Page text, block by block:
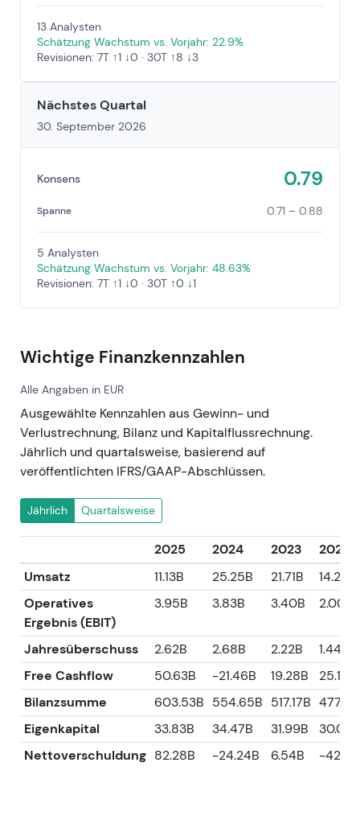
13 Analysten
Schätzung Wachstum vs. Vorjahr: 22.9%
Revisionen: 7T ↑1 ↓0 · 30T ↑8 ↓3
Nächstes Quartal
30. September 2026
Konsens 0.79
Spanne 0.71 – 0.88
5 Analysten
Schätzung Wachstum vs. Vorjahr: 48.63%
Revisionen: 7T ↑1 ↓0 · 30T ↑0 ↓1
Wichtige Finanzkennzahlen
Alle Angaben in EUR
Ausgewählte Kennzahlen aus Gewinn- und
Verlustrechnung, Bilanz und Kapitalflussrechnung.
Jährlich und quartalsweise, basierend auf
veröffentlichten IFRS/GAAP-Abschlüssen.
Jährlich Quartalsweise
2025 2024 2023
2022
Umsatz
11.13B 25.25B 21.71B
14.26B
Operatives
Ergebnis (EBIT)
3.95B 3.83B 3.40B 2.00B
Jahresüberschuss 2.62B 2.68B 2.22B
1.44B
Free Cashflow
50.63B -21.46B 19.28B
25.18B
Bilanzsumme
603.53B 554.65B 517.17B
Eigenkapital
33.83B 34.47B 31.99B
30.02B
Nettoverschuldung 82.28B -24.24B 6.54B -